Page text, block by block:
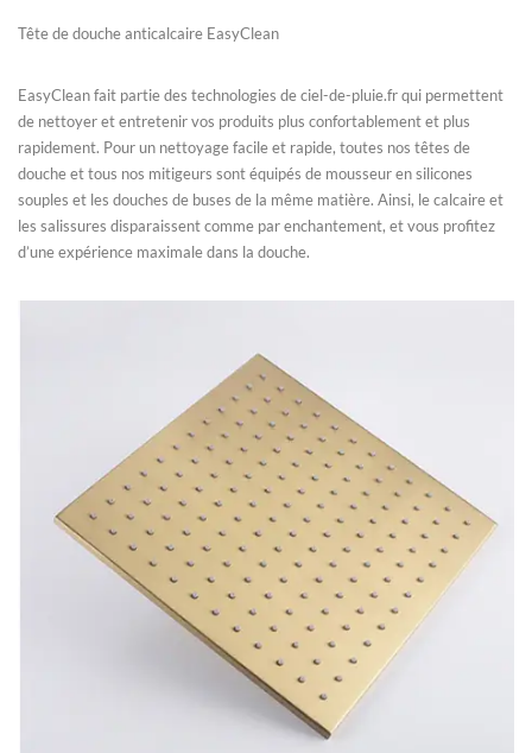
Tête de douche anticalcaire EasyClean
EasyClean fait partie des technologies de ciel-de-pluie.fr qui permettent
de nettoyer et entretenir vos produits plus confortablement et plus
rapidement. Pour un nettoyage facile et rapide, toutes nos têtes de
douche et tous nos mitigeurs sont équipés de mousseur en silicones
souples et les douches de buses de la même matière. Ainsi, le calcaire et
les salissures disparaissent comme par enchantement, et vous profitez
d’une expérience maximale dans la douche.